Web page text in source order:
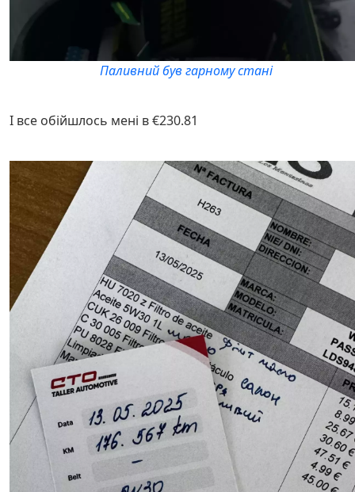
Паливний був гарному стані
І все обійшлось мені в €230.81